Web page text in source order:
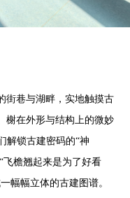
街巷与湖畔，实地触摸古
榭在外形与结构上的微妙
解锁古建密码的“神
檐翘起来是为了好看
幅幅立体的古建图谱。